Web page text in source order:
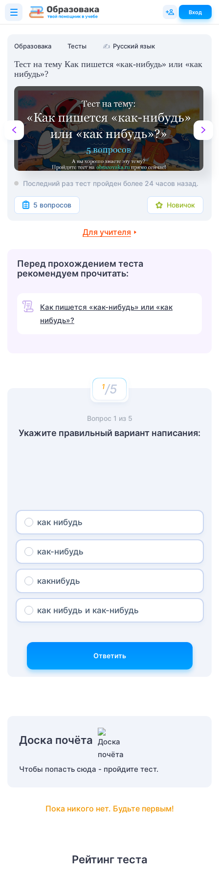
Образовака Тесты ✍ Русский язык
Тест на тему Как пишется «как-нибудь» или «как
нибудь»?
Последний раз тест пройден более 24 часов назад.
5 вопросов Новичок
Для учителя
Перед прохождением теста
рекомендуем прочитать:
Как пишется «как-нибудь» или «как
нибудь»?
/5
Вопрос 1 из 5
Укажите правильный вариант написания:
как нибудь
как-нибудь
какнибудь
как нибудь и как-нибудь
Ответить
Доска почёта
Чтобы попасть сюда - пройдите тест.
Пока никого нет. Будьте первым!
Рейтинг теста
Вход